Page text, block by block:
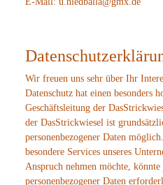
Wir freuen uns sehr über Ihr
Datenschutz hat einen besonders
Geschäftsleitung der
der DasStrickwiesel ist
personenbezogener Daten
besondere Services unseres
Anspruch nehmen möchte,
personenbezogener Daten